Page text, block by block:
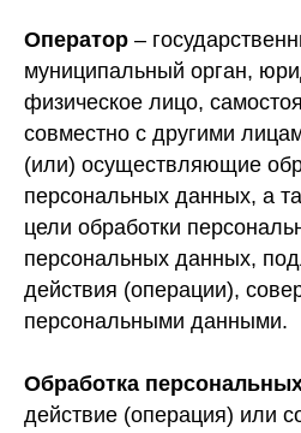
Оператор –
муниципальный орган,
физическое лицо,
совместно с другими
(или) осуществляющие
персональных данных, а
цели обработки
персональных данных,
действия (операции),
персональными данными.
Обработка
действие (операция) или